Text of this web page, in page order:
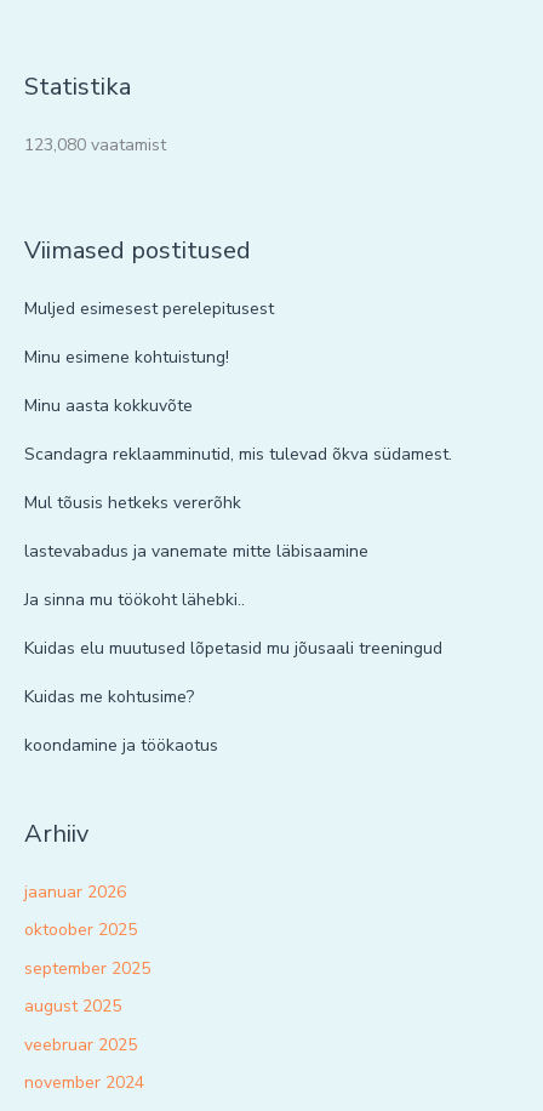
Statistika
123,080 vaatamist
Viimased postitused
Muljed esimesest perelepitusest
Minu esimene kohtuistung!
Minu aasta kokkuvõte
Scandagra reklaamminutid, mis tulevad õkva südamest.
Mul tõusis hetkeks vererõhk
lastevabadus ja vanemate mitte läbisaamine
Ja sinna mu töökoht lähebki..
Kuidas elu muutused lõpetasid mu jõusaali treeningud
Kuidas me kohtusime?
koondamine ja töökaotus
Arhiiv
jaanuar 2026
oktoober 2025
september 2025
august 2025
veebruar 2025
november 2024